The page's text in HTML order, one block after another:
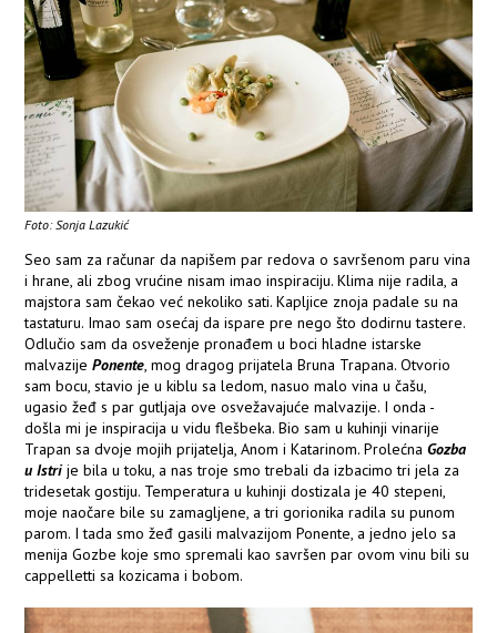
Foto: Sonja Lazukić
Seo sam za računar da napišem par redova o savršenom paru vina
i hrane, ali zbog vrućine nisam imao inspiraciju. Klima nije radila, a
majstora sam čekao već nekoliko sati. Kapljice znoja padale su na
tastaturu. Imao sam osećaj da ispare pre nego što dodirnu tastere.
Odlučio sam da osveženje pronađem u boci hladne istarske
malvazijePonente, mog dragog prijatela Bruna Trapana. Otvorio
sam bocu, stavio je u kiblu sa ledom, nasuo malo vina u čašu,
ugasio žeđ s par gutljaja ove osvežavajuće malvazije. I onda -
došla mi je inspiracija u vidu flešbeka. Bio sam u kuhinji vinarije
Trapan sa dvoje mojih prijatelja, Anom i Katarinom. ProlećnaGozba
u Istri je bila u toku, a nas troje smo trebali da izbacimo tri jela za
tridesetak gostiju. Temperatura u kuhinji dostizala je 40 stepeni,
moje naočare bile su zamagljene, a tri gorionika radila su punom
parom. I tada smo žeđ gasili malvazijom Ponente, a jedno jelo sa
menija Gozbe koje smo spremali kao savršen par ovom vinu bili su
cappelletti sa kozicama i bobom.